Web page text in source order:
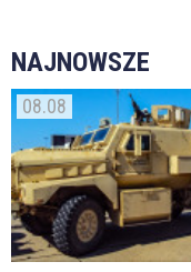
NAJNOWSZE
08.08